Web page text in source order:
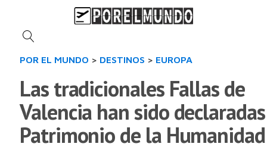
POR EL MUNDO > DESTINOS > EUROPA
Las tradicionales Fallas de
Valencia han sido declaradas
Patrimonio de la Humanidad